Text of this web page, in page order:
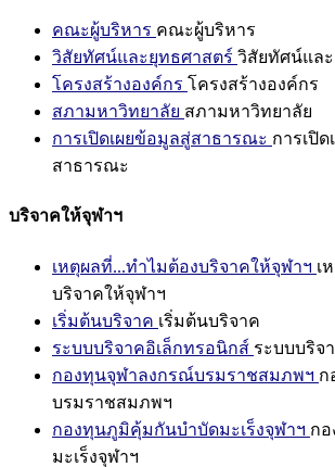
คณะผู้บริหาร คณะผู้บริหาร
วิสัยทัศน์และยุทธศาสตร์ วิสัยทัศน์แล
โครงสร้างองค์กร โครงสร้างองค์กร
สภามหาวิทยาลัย สภามหาวิทยาลัย
การเปิดเผยข้อมูลสู่สาธารณะ การเปิ
สาธารณะ
บริจาคให้จุฬาฯ
เหตุผลที่...ทำไมต้องบริจาคให้จุฬาฯ เ
บริจาคให้จุฬาฯ
เริ่มต้นบริจาค เริ่มต้นบริจาค
ระบบบริจาคอิเล็กทรอนิกส์ ระบบบริจ
กองทุนจุฬาลงกรณ์บรมราชสมภพฯ ก
บรมราชสมภพฯ
กองทุนภูมิคุ้มกันบำบัดมะเร็งจุฬาฯ ก
มะเร็งจุฬาฯ